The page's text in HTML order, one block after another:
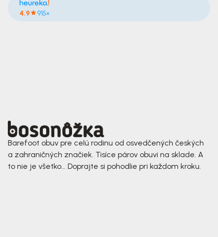
4.9 915×
Barefoot obuv pre celú rodinu od osvedčených českých
a zahraničných značiek. Tisíce párov obuvi na sklade. A
to nie je všetko... Doprajte si pohodlie pri každom kroku.